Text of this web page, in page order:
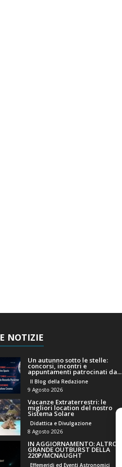
NOTIZIE
Un autunno sotto le stelle:
concorsi, incontri e
appuntamenti patrocinati da...
Il Blog della Redazione
9 Agosto 2026
Vacanze Extraterrestri: le
migliori location del nostro
Sistema Solare
Didattica e Divulgazione
8 Agosto 2026
IN AGGIORNAMENTO: ALTRO
GRANDE OUTBURST DELLA
220P/MCNAUGHT
Effemeridi ed Eventi Astronomici